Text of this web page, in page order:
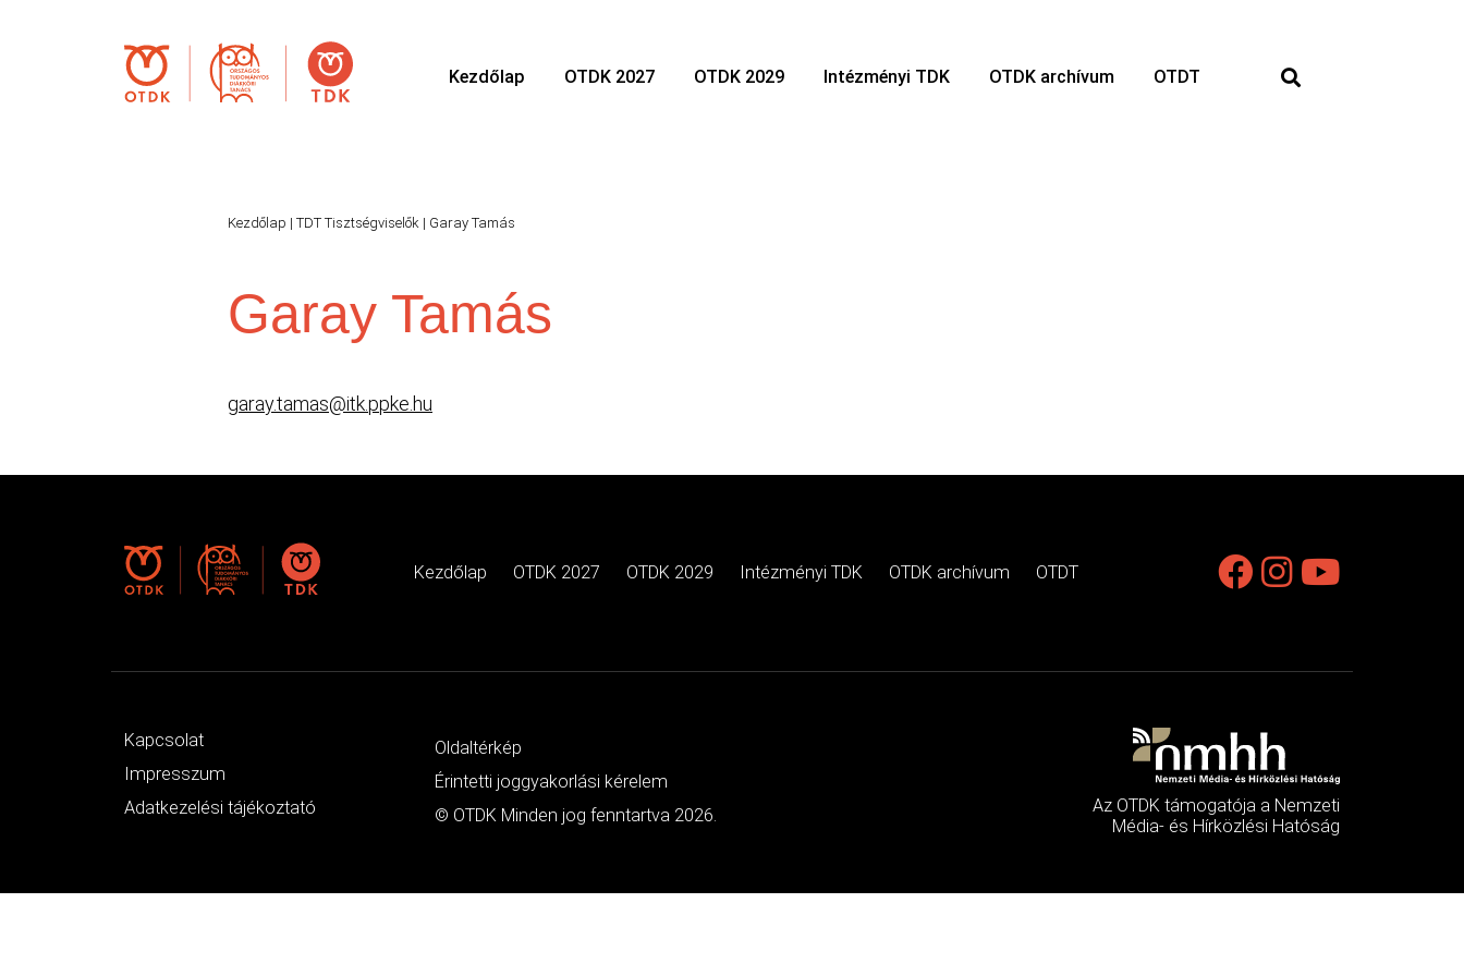
Kezdőlap OTDK 2027 OTDK 2029 Intézményi TDK OTDK archívum OTDT
Kezdőlap | TDT Tisztségviselők | Garay Tamás
Garay Tamás
garay.tamas@itk.ppke.hu
Kezdőlap OTDK 2027 OTDK 2029 Intézményi TDK OTDK archívum OTDT
Kapcsolat
Impresszum
Adatkezelési tájékoztató
Oldaltérkép
Érintetti joggyakorlási kérelem
© OTDK Minden jog fenntartva 2026.
Az OTDK támogatója a Nemzeti
Média- és Hírközlési Hatóság